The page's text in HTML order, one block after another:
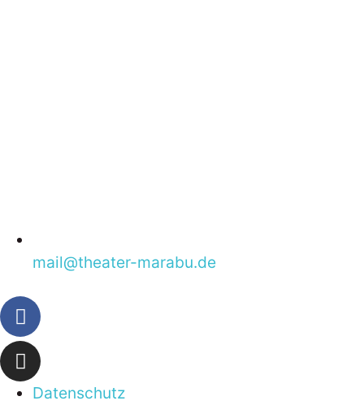
mail@theater­-marabu.de
Datenschutz